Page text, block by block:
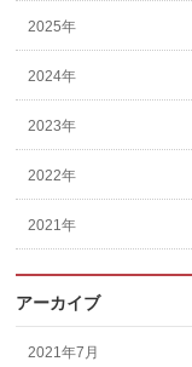
2025年
2024年
2023年
2022年
2021年
アーカイブ
2021年7月